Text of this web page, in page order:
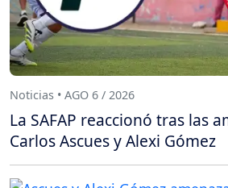
Noticias • AGO 6 / 2026
La SAFAP reaccionó tras las
Carlos Ascues y Alexi Gómez